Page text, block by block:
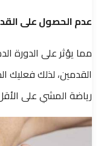
عدم الحصول على
مما يؤثر على الدورة
القدمين، لذلك
رياضة المشي على